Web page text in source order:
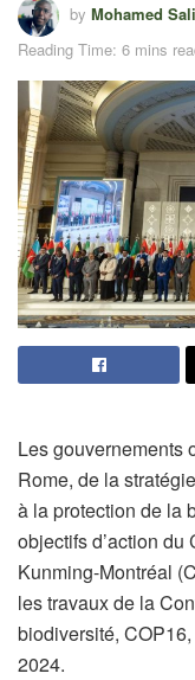
by Mohamed
Reading Time: 6 mins
Les gouvernements
Rome, de la
à la protection de la
objectifs d’action
Kunming-Montréal
les travaux de la
biodiversité,
2024.